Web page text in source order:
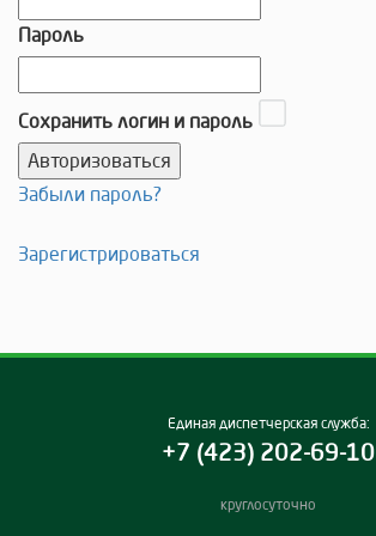
Пароль
Сохранить логин и пароль
Забыли пароль?
Зарегистрироваться
Единая диспетчерская служба:
+7 (423) 202-69-10
круглосуточно